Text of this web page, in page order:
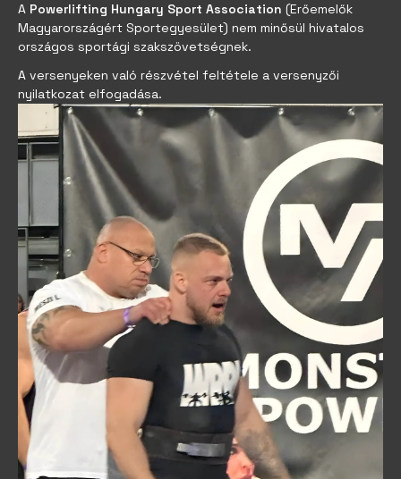
A Powerlifting Hungary Sport Association (Erőemelők
Magyarországért Sportegyesület) nem minősül hivatalos
országos sportági szakszövetségnek.
A versenyeken való részvétel feltétele a versenyzői
nyilatkozat elfogadása.